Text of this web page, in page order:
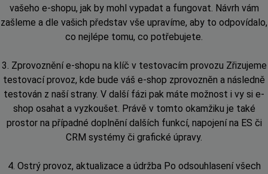
vašeho e-shopu, jak by mohl vypadat a fungovat. Návrh vám
zašleme a dle vašich představ vše upravíme, aby to odpovídalo,
co nejlépe tomu, co potřebujete.
3. Zprovoznění e-shopu na klíč v testovacím provozu Zřizujeme
testovací provoz, kde bude váš e-shop zprovozněn a následně
testován z naší strany. V další fázi pak máte možnost i vy si e-
shop osahat a vyzkoušet. Právě v tomto okamžiku je také
prostor na případné doplnění dalších funkcí, napojení na ES či
CRM systémy či grafické úpravy.
4. Ostrý provoz, aktualizace a údržba Po odsouhlasení všech